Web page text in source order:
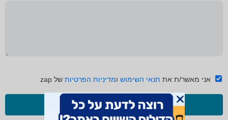
אני מאשר/ת את תנאי השימוש ומדיניות הפרטיות של zap
שליחה